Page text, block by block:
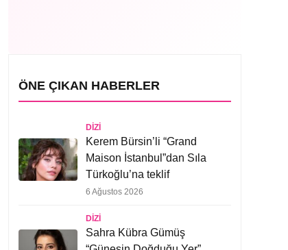
ÖNE ÇIKAN HABERLER
DIZI
Kerem Bürsin’li “Grand
Maison İstanbul”dan Sıla
Türkoğlu’na teklif
6 Ağustos 2026
DIZI
Sahra Kübra Gümüş